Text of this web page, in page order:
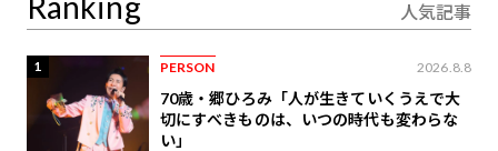
人気記事
1 PERSON 2026.8.8
70歳・郷ひろみ「人が生きていくうえで大
切にすべきものは、いつの時代も変わらな
い」